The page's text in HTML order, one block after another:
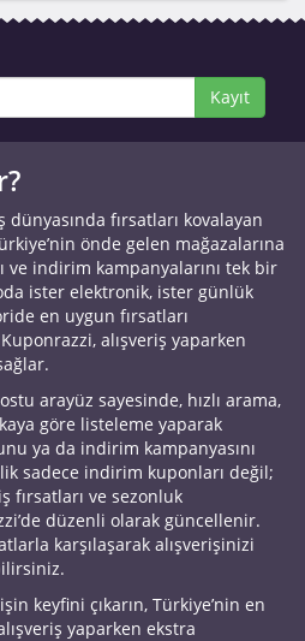
Kayıt
fırsatları kovalayan
önde gelen mağazalarına
ve indirim kampanyalarını tek bir
ister elektronik, ister günlük
en uygun fırsatları
alışveriş yaparken
arayüz sayesinde, hızlı arama,
göre listeleme yaparak
ya da indirim kampanyasını
sadece indirim kuponları değil;
fırsatları ve sezonluk
düzenli olarak güncellenir.
karşılaşarak alışverişinizi
keyfini çıkarın, Türkiye’nin en
yaparken ekstra